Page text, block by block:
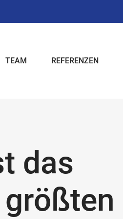
TEAM REFERENZEN
das